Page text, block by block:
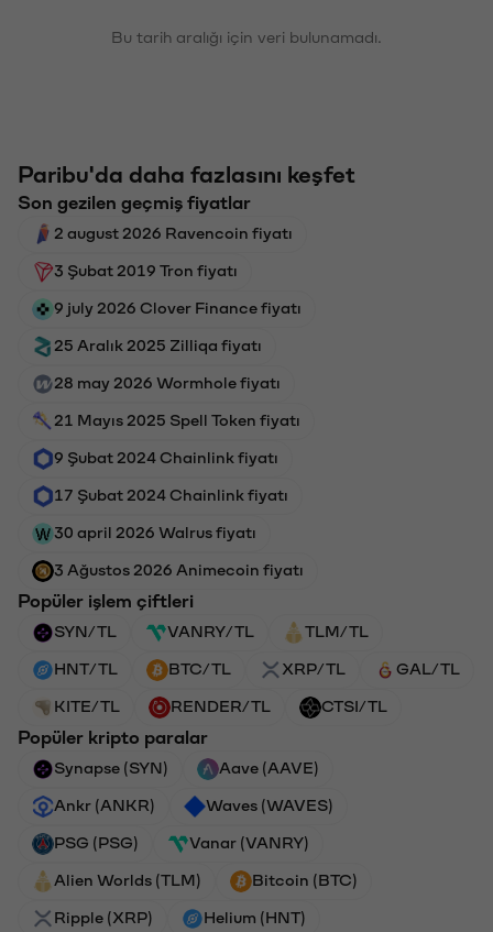
Bu tarih aralığı için veri bulunamadı.
Paribu'da daha fazlasını keşfet
Son gezilen geçmiş fiyatlar
2 august 2026 Ravencoin fiyatı
3 Şubat 2019 Tron fiyatı
9 july 2026 Clover Finance fiyatı
25 Aralık 2025 Zilliqa fiyatı
28 may 2026 Wormhole fiyatı
21 Mayıs 2025 Spell Token fiyatı
9 Şubat 2024 Chainlink fiyatı
17 Şubat 2024 Chainlink fiyatı
30 april 2026 Walrus fiyatı
3 Ağustos 2026 Animecoin fiyatı
Popüler işlem çiftleri
SYN/TL VANRY/TL TLM/TL
HNT/TL BTC/TL XRP/TL GAL/TL
KITE/TL RENDER/TL CTSI/TL
Popüler kripto paralar
Synapse (SYN) Aave (AAVE)
Ankr (ANKR) Waves (WAVES)
PSG (PSG) Vanar (VANRY)
Alien Worlds (TLM) Bitcoin (BTC)
Ripple (XRP) Helium (HNT)